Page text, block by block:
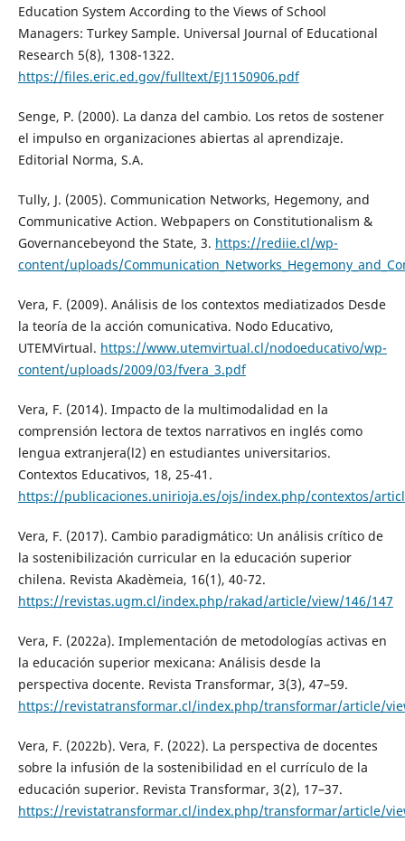
Education System According to the Views of School
Managers: Turkey Sample. Universal Journal of Educational
Research 5(8), 1308-1322.
https://files.eric.ed.gov/fulltext/EJ1150906.pdf
Senge, P. (2000). La danza del cambio. Los retos de sostener
el impulso en organizaciones abiertas al aprendizaje.
Editorial Norma, S.A.
Tully, J. (2005). Communication Networks, Hegemony, and
Communicative Action. Webpapers on Constitutionalism &
Governancebeyond the State, 3. https://rediie.cl/wp-
content/uploads/
Vera, F. (2009). Análisis de los contextos mediatizados Desde
la teoría de la acción comunicativa. Nodo Educativo,
UTEMVirtual. https://www.utemvirtual.cl/nodoeducativo/wp-
content/uploads/2009/03/fvera_3.pdf
Vera, F. (2014). Impacto de la multimodalidad en la
comprensión lectora de textos narrativos en inglés como
lengua extranjera(l2) en estudiantes universitarios.
Contextos Educativos, 18, 25-41.
https://publicaciones.unirioja.es/ojs/index.php/contextos/
Vera, F. (2017). Cambio paradigmático: Un análisis crítico de
la sostenibilización curricular en la educación superior
chilena. Revista Akadèmeia, 16(1), 40-72.
https://revistas.ugm.cl/index.php/rakad/article/view/146/147
Vera, F. (2022a). Implementación de metodologías activas en
la educación superior mexicana: Análisis desde la
perspectiva docente. Revista Transformar, 3(3), 47–59.
https://revistatransformar.cl/index.php/transformar/article/
Vera, F. (2022b). Vera, F. (2022). La perspectiva de docentes
sobre la infusión de la sostenibilidad en el currículo de la
educación superior. Revista Transformar, 3(2), 17–37.
https://revistatransformar.cl/index.php/transformar/article/